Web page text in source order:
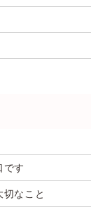
です
なこと